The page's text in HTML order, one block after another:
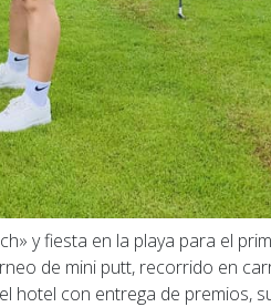
y fiesta en la playa para el
de mini putt, recorrido en
hotel con entrega de premios,